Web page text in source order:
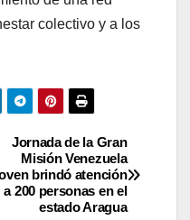
colectivo y a los
Jornada de la Gran
Misión Venezuela
brindó atención
a 200 personas en el
estado Aragua